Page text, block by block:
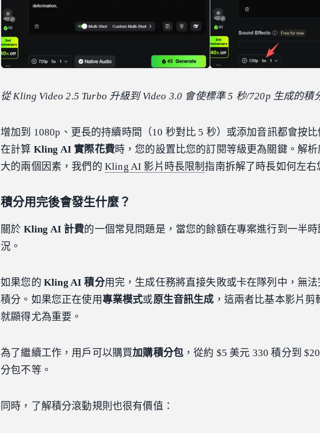
從 Kling Video 2.5 Turbo 升級到 Video 3.0 會使標準 5 秒/720p 生成的積
增加到 1080p、更長的持續時間（10 秒對比 5 秒）或添加音訊都會按比
在計算 Kling AI 實際花費時，您的設置比您的訂閱等級更為關鍵。解
大的兩個因素，我們的 Kling AI 影片時長限制指南拆解了時長如何左右
積分用完後會發生什麼？
關於 Kling AI 計費的一個常見問題是，當您的餘額在專案進行到一半
況。
如果您的 Kling AI 積分用完，生成任務將直接失敗或卡在隊列中，無
積分。如果您正在使用專業模式或原生音訊生成 ，這兩者比基本影片
就顯得尤為重要。
為了繼續工作，用戶可以購買加購積分包 ，從約 $5 美元 330 積分到
分包不等。
同時，了解積分滾動規則也很有價值：